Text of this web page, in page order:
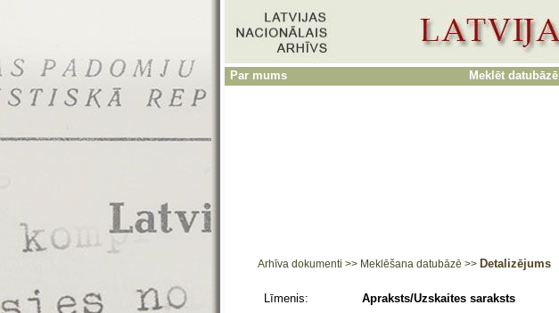
Par mums Meklēt datubāzē
Arhīva dokumenti >> Meklēšana datubāzē >> Detalizējums
Līmenis:
Apraksts/Uzskaites saraksts